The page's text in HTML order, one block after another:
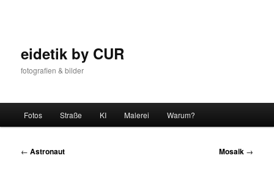
eidetik by CUR
fotografien & bilder
Fotos Straße KI Malerei Warum?
Beitrags-
← Astronaut Mosaik →